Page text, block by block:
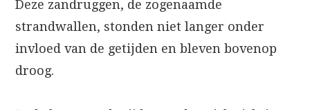
Deze zandruggen, de zogenaamde
strandwallen, stonden niet langer onder
invloed van de getijden en bleven bovenop
droog.